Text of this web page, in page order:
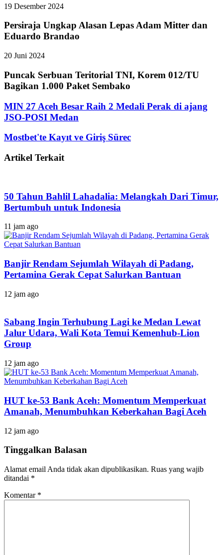
19 Desember 2024
Persiraja Ungkap Alasan Lepas Adam Mitter dan
Eduardo Brandao
20 Juni 2024
Puncak Serbuan Teritorial TNI, Korem 012/TU
Bagikan 1.000 Paket Sembako
MIN 27 Aceh Besar Raih 2 Medali Perak di ajang
JSO-POSI Medan
Mostbet'te Kayıt ve Giriş Sürec
Artikel Terkait
50 Tahun Bahlil Lahadalia: Melangkah Dari Timur,
Bertumbuh untuk Indonesia
11 jam ago
Banjir Rendam Sejumlah Wilayah di Padang,
Pertamina Gerak Cepat Salurkan Bantuan
12 jam ago
Sabang Ingin Terhubung Lagi ke Medan Lewat
Jalur Udara, Wali Kota Temui Kemenhub-Lion
Group
12 jam ago
HUT ke-53 Bank Aceh: Momentum Memperkuat
Amanah, Menumbuhkan Keberkahan Bagi Aceh
12 jam ago
Tinggalkan Balasan
Alamat email Anda tidak akan dipublikasikan. Ruas yang wajib
ditandai *
Komentar *